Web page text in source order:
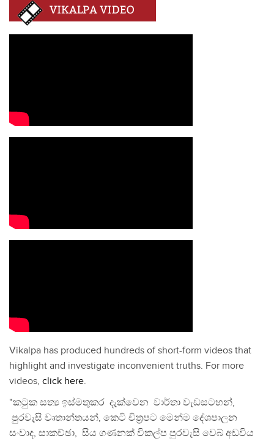
Vikalpa has produced hundreds of short-form videos that
highlight and investigate inconvenient truths. For more
videos, click here.
"කටුක සත්‍ය ඉස්මතුකර දැක්වෙන වාර්තා වැඩසටහන්,
පුරවැසි වෘතාන්තයන්, කෙටි චිත්‍රපට මෙන්ම දේශපාලන
සංවාද, සාකච්ඡා, සිය ගණනක් විකල්ප පුරවැසි වෙබ් අඩවිය